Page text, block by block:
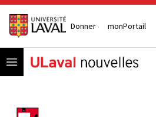
Donner monPortail
Open menu